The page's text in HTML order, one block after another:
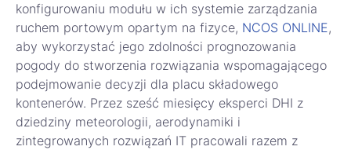
konfigurowaniu modułu w ich systemie zarządzania
ruchem portowym opartym na fizyce, NCOS ONLINE,
aby wykorzystać jego zdolności prognozowania
pogody do stworzenia rozwiązania wspomagającego
podejmowanie decyzji dla placu składowego
kontenerów. Przez sześć miesięcy eksperci DHI z
dziedziny meteorologii, aerodynamiki i
zintegrowanych rozwiązań IT pracowali razem z